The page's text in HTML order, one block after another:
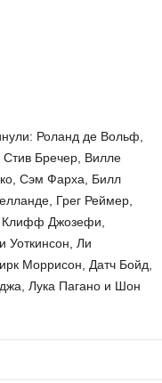
Роланд де Вольф,
Бречер, Вилле
Сэм Фарха, Билл
Грег Реймер,
Клифф Джозефи,
Уоткинсон, Ли
Моррисон, Датч Бойд,
Лука Пагано и Шон